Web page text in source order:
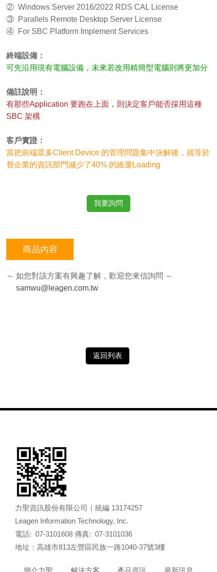
② Windows Server 2016/2022 RDS CAL License
③ Parallels Remote Desktop Server License
④ For SBC Platform Implement Services
終端設備：
可先沿用現有電腦設備，未來若改用精簡型電腦則將更加分
備註說明：
有那些Application 要跑在上面，則決定客戶能否採用這種
SBC 架構
客戶實證：
當把前端眾多Client Device 的管理問題集中決解後，就等於
替企業的資訊部門減少了40% 的維運Loading
我要詢問
商品內容
～ 如您對該方案有興趣了解，歡迎您來信詢問 ～
samwu@leagen.com.tw
返回列表
力聖資訊股份有限公司｜統編 13174257
Leagen Information Technology, Inc.
電話: 07-3101608 傳真: 07-3101036
地址：高雄市813左營區民族一路1040-37號3樓